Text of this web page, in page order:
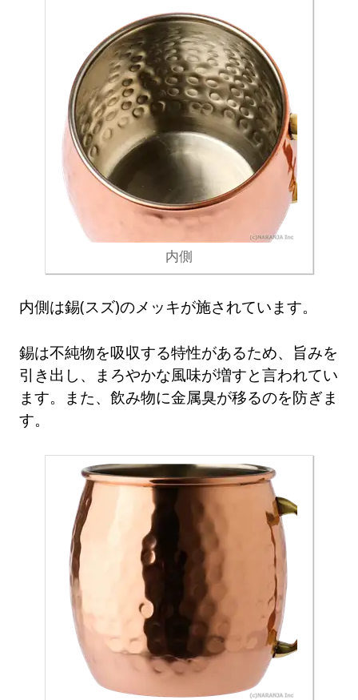
内側
内側は錫(スズ)のメッキが施されています。
錫は不純物を吸収する特性があるため、旨みを
引き出し、まろやかな風味が増すと言われてい
ます。また、飲み物に金属臭が移るのを防ぎま
す。